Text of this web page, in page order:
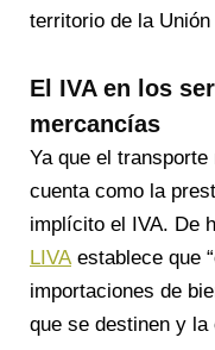
territorio de la Unión
El IVA en los
mercancías
Ya que el
cuenta como la
implícito el IVA. De
LIVAestablece que
importaciones de
que se destinen y la